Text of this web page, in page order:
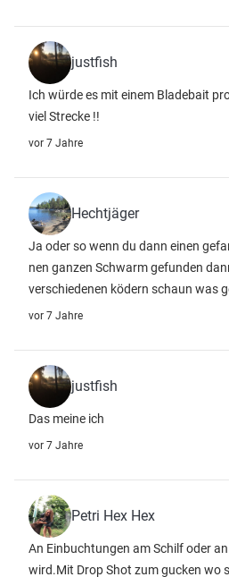
justfish
Ich würde es mit einem Bladebait
viel Strecke !!
vor 7 Jahre
Hechtjäger
Ja oder so wenn du dann einen
nen ganzen Schwarm gefunden
verschiedenen ködern schaun was
vor 7 Jahre
justfish
Das meine ich
vor 7 Jahre
Petri Hex Hex
An Einbuchtungen am Schilf oder
wird.Mit Drop Shot zum gucken wo